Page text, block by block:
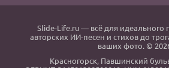
Slide-Life.ru— всё для идеального
авторских ИИ-песен и стихов до
ваших фото. ©
Красногорск, Павшинский